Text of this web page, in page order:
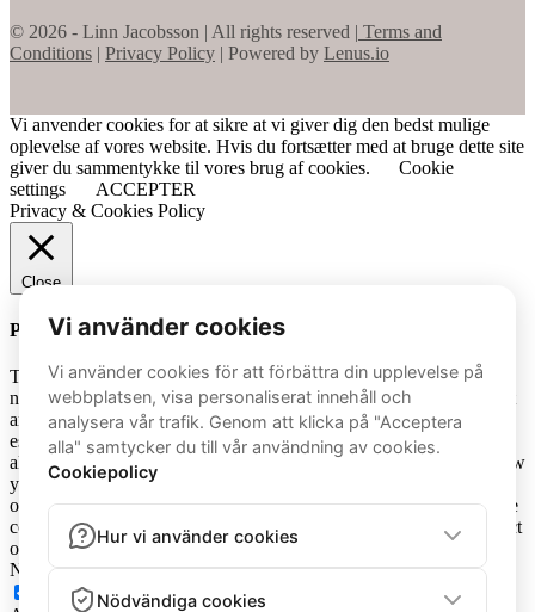
© 2026 - Linn Jacobsson | All rights reserved | Terms and
Conditions | Privacy Policy | Powered by Lenus.io
Vi anvender cookies for at sikre at vi giver dig den bedst mulige
oplevelse af vores website. Hvis du fortsætter med at bruge dette site
giver du sammentykke til vores brug af cookies.
Cookie
settings
ACCEPTER
Privacy & Cookies Policy
Close
Privacy Overview
This website uses cookies to improve your experience while you
navigate through the website. Out of these cookies, the cookies that
are categorized as necessary are stored on your browser as they are
essential for the working of basic functionalities of the website. We
also use third-party cookies that help us analyze and understand how
you use this website. These cookies will be stored in your browser
only with your consent. You also have the option to opt-out of these
cookies. But opting out of some of these cookies may have an effect
on your browsing experience.
Necessary
Necessary